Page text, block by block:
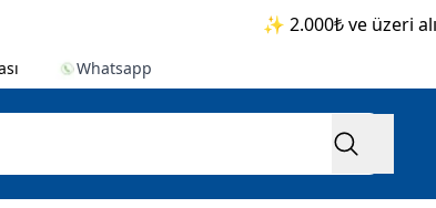
✨ 2.000₺ ve üzeri
Whatsapp